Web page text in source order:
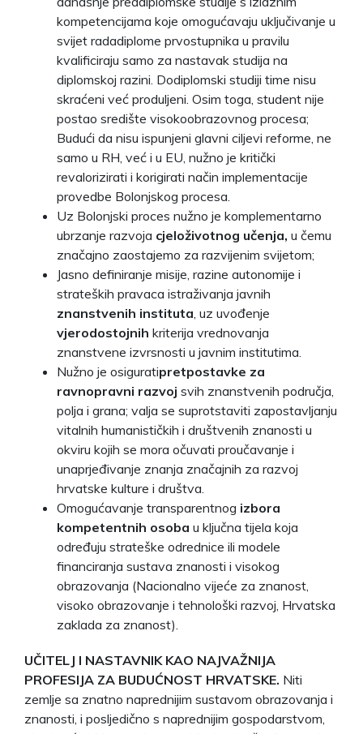
kompetencijama koje omogućavaju uključivanje u
svijet radadiplome prvostupnika u pravilu
kvalificiraju samo za nastavak studija na
diplomskoj razini. Dodiplomski studiji time nisu
skraćeni već produljeni. Osim toga, student nije
postao središte visokoobrazovnog procesa;
Budući da nisu ispunjeni glavni ciljevi reforme, ne
samo u RH, već i u EU, nužno je kritički
revalorizirati i korigirati način implementacije
provedbe Bolonjskog procesa.
Uz Bolonjski proces nužno je komplementarno
ubrzanje razvoja cjeloživotnog učenja, u čemu
značajno zaostajemo za razvijenim svijetom;
Jasno definiranje misije, razine autonomije i
strateških pravaca istraživanja javnih
znanstvenih instituta , uz uvođenje
vjerodostojnih kriterija vrednovanja
znanstvene izvrsnosti u javnim institutima.
Nužno je osiguratipretpostavke za
ravnopravni razvoj svih znanstvenih područja,
polja i grana; valja se suprotstaviti zapostavljanju
vitalnih humanističkih i društvenih znanosti u
okviru kojih se mora očuvati proučavanje i
unaprjeđivanje znanja značajnih za razvoj
hrvatske kulture i društva.
Omogućavanje transparentnog izbora
kompetentnih osoba u ključna tijela koja
određuju strateške odrednice ili modele
financiranja sustava znanosti i visokog
obrazovanja (Nacionalno vijeće za znanost,
visoko obrazovanje i tehnološki razvoj, Hrvatska
zaklada za znanost).
UČITELJ I NASTAVNIK KAO NAJVAŽNIJA
PROFESIJA ZA BUDUĆNOST HRVATSKE. Niti
zemlje sa znatno naprednijim sustavom obrazovanja i
znanosti, i posljedično s naprednijim gospodarstvom,